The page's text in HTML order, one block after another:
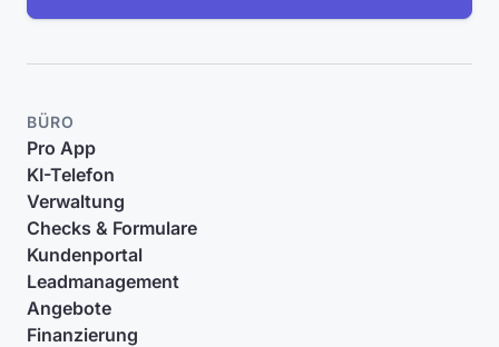
BÜRO
Pro App
KI-Telefon
Verwaltung
Checks & Formulare
Kundenportal
Leadmanagement
Angebote
Finanzierung